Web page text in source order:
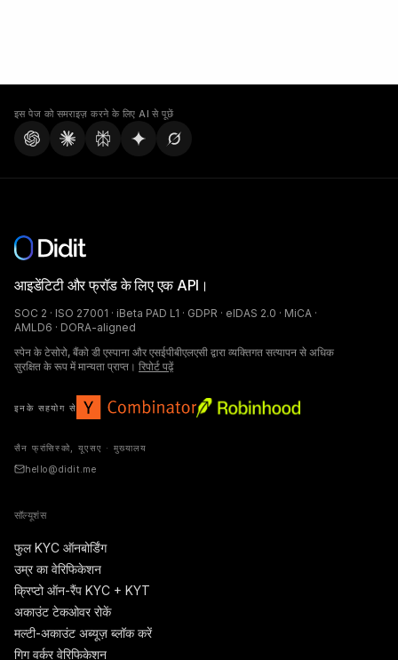
इस पेज को समराइज़ करने के लिए AI से पूछें
आइडेंटिटी और फ्रॉड के लिए एक API।
SOC 2 · ISO 27001 · iBeta PAD L1 · GDPR · eIDAS 2.0 · MiCA ·
AMLD6 · DORA-aligned
स्पेन के टेसोरो, बैंको डी एस्पाना और एसईपीबीएलएसी द्वारा व्यक्तिगत सत्यापन से अधिक
सुरक्षित के रूप में मान्यता प्राप्त। रिपोर्ट पढ़ें
इनके सहयोग से
सैन फ्रांसिस्को, यूएसए · मुख्यालय
hello@didit.me
सॉल्यूशंस
फुल KYC ऑनबोर्डिंग
उम्र का वेरिफिकेशन
क्रिप्टो ऑन-रैंप KYC + KYT
अकाउंट टेकओवर रोकें
मल्टी-अकाउंट अब्यूज़ ब्लॉक करें
गिग वर्कर वेरिफिकेशन